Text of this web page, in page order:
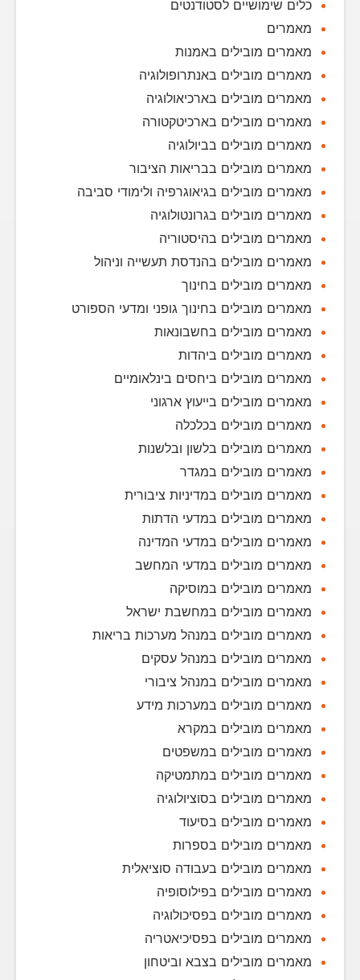
כלים שימושיים לסטודנטים
מאמרים
מאמרים מובילים באמנות
מאמרים מובילים באנתרופולוגיה
מאמרים מובילים בארכיאולוגיה
מאמרים מובילים בארכיטקטורה
מאמרים מובילים בביולוגיה
מאמרים מובילים בבריאות הציבור
מאמרים מובילים בגיאוגרפיה ולימודי סביבה
מאמרים מובילים בגרונטולוגיה
מאמרים מובילים בהיסטוריה
מאמרים מובילים בהנדסת תעשייה וניהול
מאמרים מובילים בחינוך
מאמרים מובילים בחינוך גופני ומדעי הספורט
מאמרים מובילים בחשבונאות
מאמרים מובילים ביהדות
מאמרים מובילים ביחסים בינלאומיים
מאמרים מובילים בייעוץ ארגוני
מאמרים מובילים בכלכלה
מאמרים מובילים בלשון ובלשנות
מאמרים מובילים במגדר
מאמרים מובילים במדיניות ציבורית
מאמרים מובילים במדעי הדתות
מאמרים מובילים במדעי המדינה
מאמרים מובילים במדעי המחשב
מאמרים מובילים במוסיקה
מאמרים מובילים במחשבת ישראל
מאמרים מובילים במנהל מערכות בריאות
מאמרים מובילים במנהל עסקים
מאמרים מובילים במנהל ציבורי
מאמרים מובילים במערכות מידע
מאמרים מובילים במקרא
מאמרים מובילים במשפטים
מאמרים מובילים במתמטיקה
מאמרים מובילים בסוציולוגיה
מאמרים מובילים בסיעוד
מאמרים מובילים בספרות
מאמרים מובילים בעבודה סוציאלית
מאמרים מובילים בפילוסופיה
מאמרים מובילים בפסיכולוגיה
מאמרים מובילים בפסיכיאטריה
מאמרים מובילים בצבא וביטחון